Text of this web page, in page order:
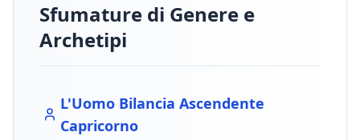
Sfumature di Genere e
Archetipi
L'Uomo Bilancia Ascendente
Capricorno